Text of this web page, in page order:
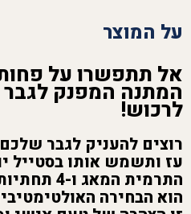
על המוצר
אל תתפשרו על
המתנה המפנק
לרכוש!
רוצים להעניק לגבר
עז ותשמש אותו בסטייל
התרמית
הוא הבחירה